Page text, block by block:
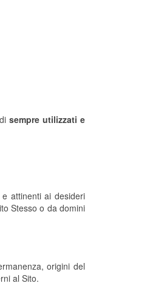
sempre utilizzati e
attinenti ai desideri
Stesso o da domini
origini del
al Sito.